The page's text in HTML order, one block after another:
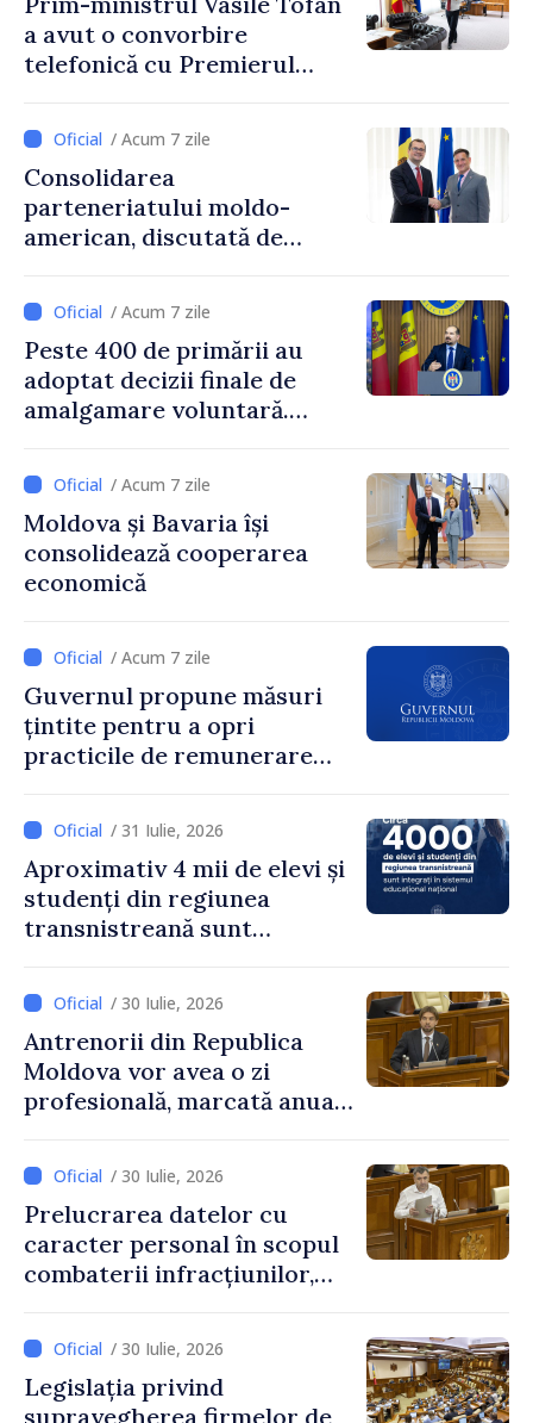
a avut o convorbire
telefonică cu Premierul
/ Acum 7 zile
Consolidarea
parteneriatului moldo-
american, discutată de
și însărcinatul cu afaceri al
SUA, Nick Pietrowicz
/ Acum 7 zile
Peste 400 de primării au
adoptat decizii finale de
amalgamare voluntară.
Guvernului, Alexei Buzu:
„85,5% dintre primării au
inițiat procesul. Le
mulțumim aleșilor locali
pentru că au pus pe primul
dezvoltar
/ Acum 7 zile
Moldova și Bavaria își
consolidează cooperarea
economică
/ Acum 7 zile
Guvernul propune măsuri
țintite pentru a opri
practicile de remunerare
/ 31 Iulie, 2026
Aproximativ 4 mii de elevi și
studenți din regiunea
transnistreană sunt
educațional național
/ 30 Iulie, 2026
Antrenorii din Republica
Moldova vor avea o zi
profesională, marcată anual
/ 30 Iulie, 2026
Prelucrarea datelor cu
caracter personal în scopul
combaterii infracțiunilor,
/ 30 Iulie, 2026
Legislația privind
supravegherea firmelor de